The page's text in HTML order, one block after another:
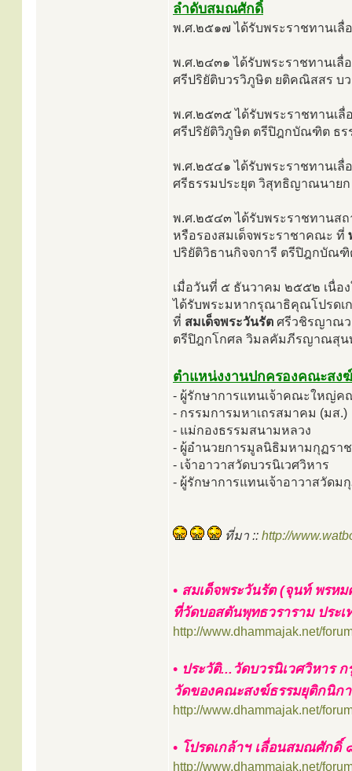
ลำดับสมณศักดิ์
พ.ศ.๒๕๑๗ ได้รับพระราชทานเ
พ.ศ.๒๔๓๑ ได้รับพระราชทานเ
ศรีปริยัติบวรวิภูษิต ยติคณิสสร บ
พ.ศ.๒๕๓๕ ได้รับพระราชทานเ
ศรีปริยัติวิภูษิต ตรีปิฎกบัณฑิต ธ
พ.ศ.๒๕๔๑ ได้รับพระราชทานเ
ศรีธรรมประยุต วิสุทธิญาณนาย
พ.ศ.๒๕๔๓ ได้รับพระราชทานส
หรือรองสมเด็จพระราชาคณะ ที่
ปริยัติวิธานกิจจการี ตรีปิฎกบัณ
เมื่อวันที่ ๕ ธันวาคม ๒๕๕๒ เนื่อ
ได้รับพระมหากรุณาธิคุณโปรดเ
ที่ สมเด็จพระวันรัต ศรีวชิรญาณ
ตรีปิฎกโกศล วิมลคัมภีรญาณสุน
ตำแหน่งงานปกครองคณะสงฆ์
- ผู้รักษาการแทนเจ้าคณะใหญ่ค
- กรรมการมหาเถรสมาคม (มส.)
- แม่กองธรรมสนามหลวง
- ผู้อำนวยการมูลนิธิมหามกุฏรา
- เจ้าอาวาสวัดบวรนิเวศวิหาร
- ผู้รักษาการแทนเจ้าอาวาสวัดม
ที่มา :: http://
• สมเด็จพระวันรัต (จุนท์ พรห
ที่วัดบอสตันพุทธวราราม ประ
http://www.dhammajak.net/
• ประวัติ...วัดบวรนิเวศวิหาร
วัดของคณะสงฆ์ธรรมยุติกนิกา
http://www.dhammajak.net/
• โปรดเกล้าฯ เลื่อนสมณศักดิ์
http://www.dhammajak.net/